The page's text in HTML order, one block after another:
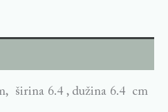
širina 6.4 , dužina 6.4 cm